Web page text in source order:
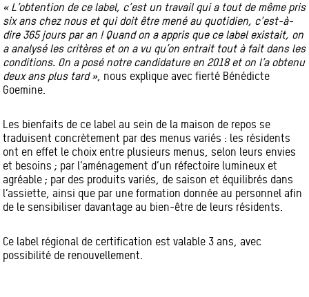
« L’obtention de ce label, c’est un travail qui a tout de même pris
six ans chez nous et qui doit être mené au quotidien, c’est-à-
dire 365 jours par an ! Quand on a appris que ce label existait, on
a analysé les critères et on a vu qu’on entrait tout à fait dans les
conditions. On a posé notre candidature en 2018 et on l’a obtenu
deux ans plus tard », nous explique avec fierté Bénédicte
Goemine.
Les bienfaits de ce label au sein de la maison de repos se
traduisent concrètement par des menus variés : les résidents
ont en effet le choix entre plusieurs menus, selon leurs envies
et besoins ; par l’aménagement d’un réfectoire lumineux et
agréable ; par des produits variés, de saison et équilibrés dans
l’assiette, ainsi que par une formation donnée au personnel afin
de le sensibiliser davantage au bien-être de leurs résidents.
Ce label régional de certification est valable 3 ans, avec
possibilité de renouvellement.